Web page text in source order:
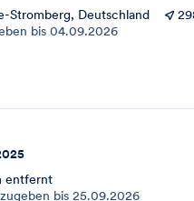
Stromberg, Deutschland
bis 04.09.2026
entfernt
bis 25.09.2026